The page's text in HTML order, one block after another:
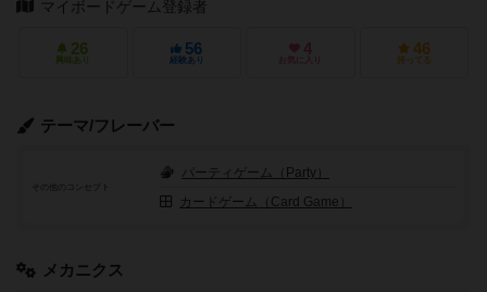
マイボードゲーム登録者
26
興味あり
56
経験あり
4
お気に入り
46
持ってる
テーマ/フレーバー
その他のコンセプト
パーティゲーム（Party）
カードゲーム（Card Game）
メカニクス